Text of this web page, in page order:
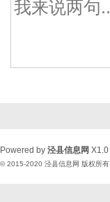
Powered by 泾县信息网 X1.0
© 2015-2020 泾县信息网 版权所有